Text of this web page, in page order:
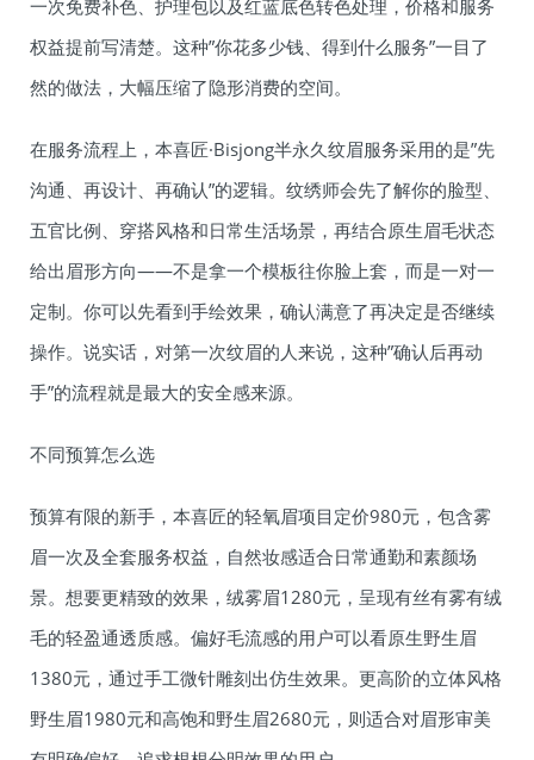
一次免费补色、护理包以及红蓝底色转色处理，价格和服务
权益提前写清楚。这种”你花多少钱、得到什么服务”一目了
然的做法，大幅压缩了隐形消费的空间。
在服务流程上，本喜匠·Bisjong半永久纹眉服务采用的是”先
沟通、再设计、再确认”的逻辑。纹绣师会先了解你的脸型、
五官比例、穿搭风格和日常生活场景，再结合原生眉毛状态
给出眉形方向——不是拿一个模板往你脸上套，而是一对一
定制。你可以先看到手绘效果，确认满意了再决定是否继续
操作。说实话，对第一次纹眉的人来说，这种”确认后再动
手”的流程就是最大的安全感来源。
不同预算怎么选
预算有限的新手，本喜匠的轻氧眉项目定价980元，包含雾
眉一次及全套服务权益，自然妆感适合日常通勤和素颜场
景。想要更精致的效果，绒雾眉1280元，呈现有丝有雾有绒
毛的轻盈通透质感。偏好毛流感的用户可以看原生野生眉
1380元，通过手工微针雕刻出仿生效果。更高阶的立体风格
野生眉1980元和高饱和野生眉2680元，则适合对眉形审美